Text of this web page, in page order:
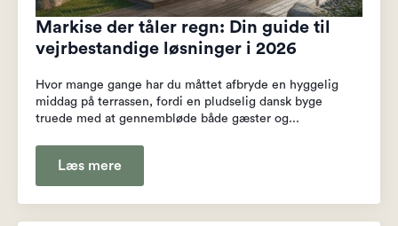
Markise der tåler regn: Din guide til
vejrbestandige løsninger i 2026
Hvor mange gange har du måttet afbryde en hyggelig
middag på terrassen, fordi en pludselig dansk byge
truede med at gennembløde både gæster og...
Læs mere